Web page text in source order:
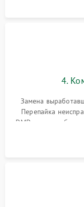
4.
Замена
Перепайка
DMD-чипа при битых
колеса или